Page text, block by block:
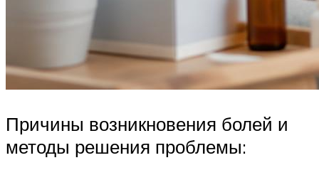
Причины возникновения болей и
методы решения проблемы: